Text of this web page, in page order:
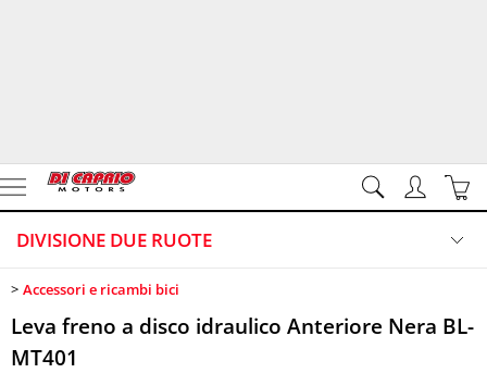
Categoria: DIVISIONE DUE RUOTE
HOME PAGE
DIVISIONE GARDEN
DIVISIONE DUE RUOTE
Accessori e ricambi bici
Leva freno a disco idraulico Anteriore Nera BL-
MT401